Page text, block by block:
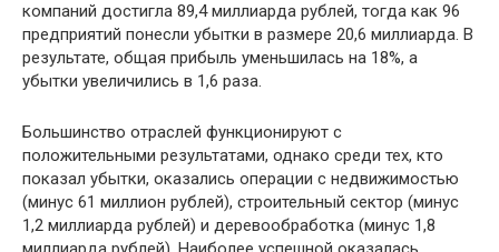
компаний достигла 89,4 миллиарда рублей, тогда как 96
предприятий понесли убытки в размере 20,6 миллиарда. В
результате, общая прибыль уменьшилась на 18%, а
убытки увеличились в 1,6 раза.
Большинство отраслей функционируют с
положительными результатами, однако среди тех, кто
показал убытки, оказались операции с недвижимостью
(минус 61 миллион рублей), строительный сектор (минус
1,2 миллиарда рублей) и деревообработка (минус 1,8